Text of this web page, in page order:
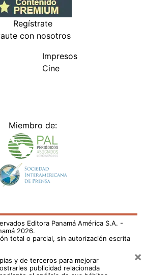
Regístrate
con nosotros
Impresos
Cine
Miembro de:
Editora Panamá América S.A. -
2026.
total o parcial, sin autorización escrita
y de terceros para mejorar
publicidad relacionada
×